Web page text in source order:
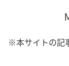
※本サイトの記